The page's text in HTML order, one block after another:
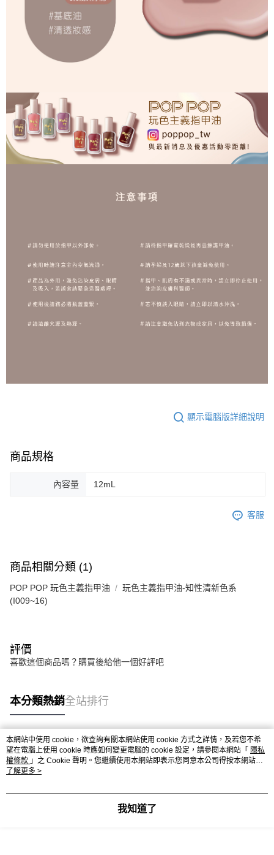
顯示電腦版詳細說明
商品規格
內容量 12mL
客服
商品相關分類 (1)
POP POP 玩色主義指甲油
玩色主義指甲油-知性清新色系
(I009~16)
評價
喜歡這個商品嗎？購買後給他一個好評吧
本分類熱銷全站排行
熱門標籤
本網站中使用 cookie，欲查詢有關本網站使用 cookie 方式之詳情，及若您不希
望在電腦上使用 cookie 時應如何變更電腦的 cookie 設定，請參閱本網站「 隱私
權條款 」之 Cookie 聲明。您繼續使用本網站即表示您同意本公司得按本網站使
用條款之 Cookie 聲明使用 cookie。
了解更多 >
我知道了